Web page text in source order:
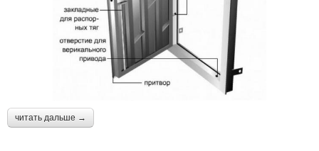
читать дальше →